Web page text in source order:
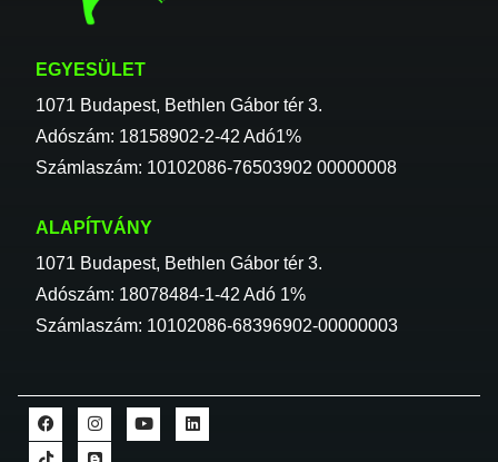
EGYESÜLET
1071 Budapest, Bethlen Gábor tér 3.
Adószám: 18158902-2-42 Adó1%
Számlaszám: 10102086-76503902 00000008
ALAPÍTVÁNY
1071 Budapest, Bethlen Gábor tér 3.
Adószám: 18078484-1-42 Adó 1%
Számlaszám: 10102086-68396902-00000003